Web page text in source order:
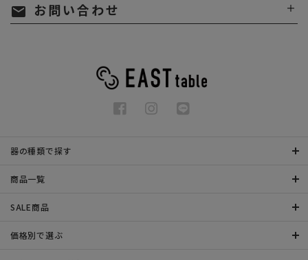
mail お問い合わせ
器の種類で探す
商品一覧
SALE商品
価格別で選ぶ